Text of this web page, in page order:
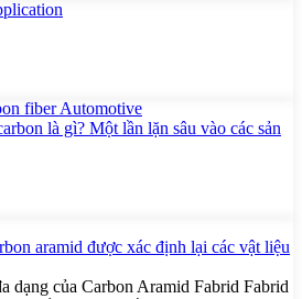
là gì? Một lần lặn sâu vào các sản
aramid được xác định lại các vật liệu
dạng của Carbon Aramid Fabrid Fabrid